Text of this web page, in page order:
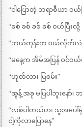
“ငါပြောတဲ့ ဘရာစီယာ ဝယ်
“ခစ် ခစ် ခစ် ခစ် ဝယ်ပြီး
“ဘယ်တုန်းက ဝယ်လိုက်လဲ
“မနေ့က အိမ်အပြန် ဝ
“ဟုတ်လား ပြစမ်း”
“အွန့် အခု မပြပါဘူးနေ
“လစ်ပါတယ်ဟ၊ သူအပေါ်မှ
ငါ့ကိုလာပြောနေ”